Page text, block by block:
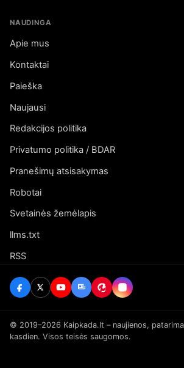
NAUDINGA
Apie mus
Kontaktai
Paieška
Naujausi
Redakcijos politika
Privatumo politika / BDAR
Pranešimų atsisakymas
Robotai
Svetainės žemėlapis
llms.txt
RSS
© 2019–2026 Kaipkada.lt – naujienos,
kasdien. Visos teisės saugomos.